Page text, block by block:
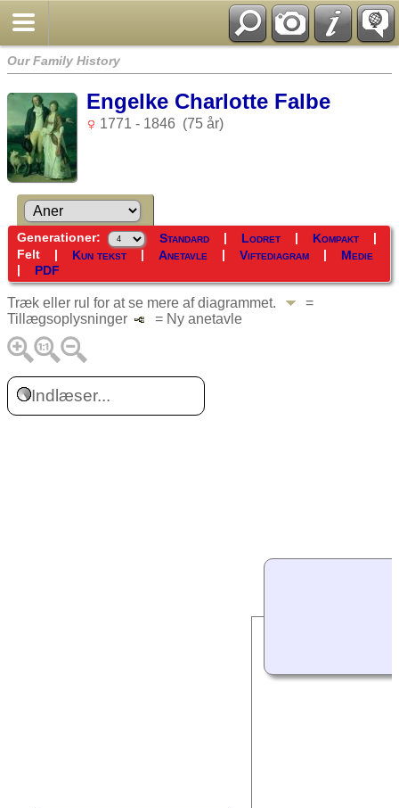
Our Family History
Engelke Charlotte Falbe
1771 - 1846 (75 år)
Generationer: Standard| Lodret| Kompakt|
Felt| Kun tekst| Anetavle | Viftediagram| Medie
| PDF
Træk eller rul for at se mere af diagrammet.
=
Tillægsoplysninger
= Ny anetavle
Indlæser...